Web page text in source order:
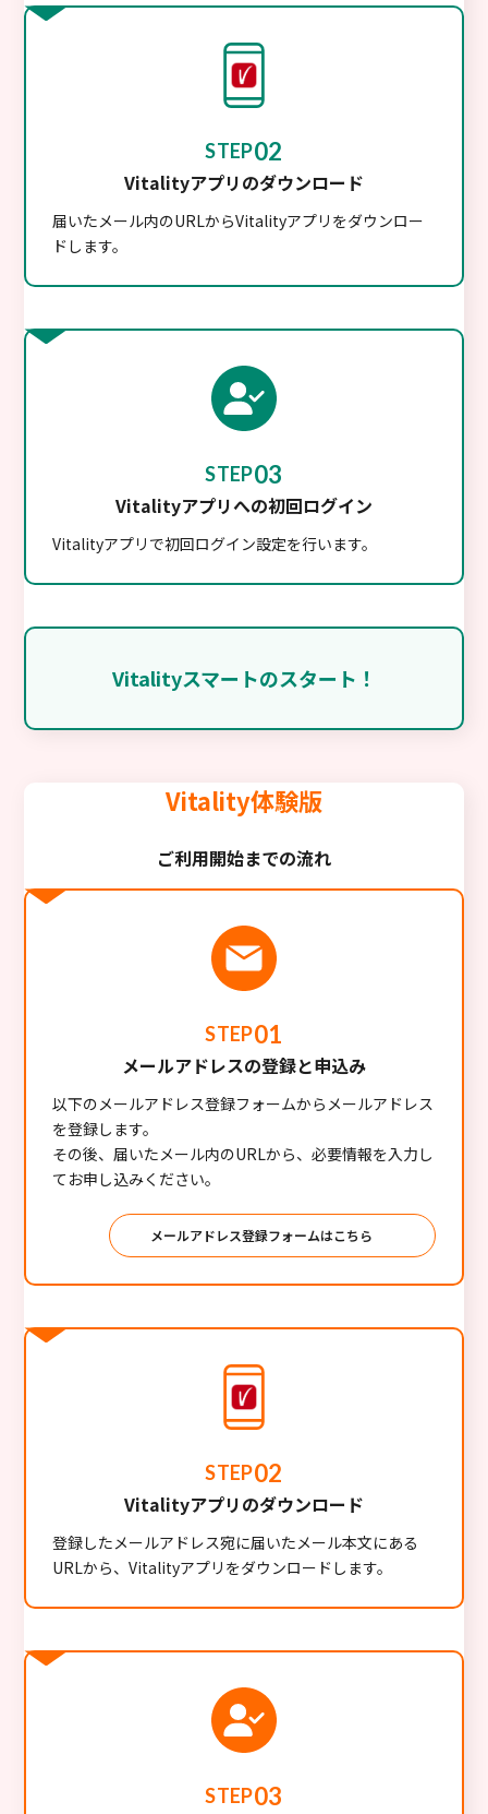
STEP02
Vitalityアプリのダウンロード
届いたメール内のURLからVitalityアプリをダウンロー
ドします。
STEP03
Vitalityアプリへの初回ログイン
Vitalityアプリで初回ログイン設定を行います。
Vitalityスマートのスタート！
Vitality体験版
ご利用開始までの流れ
STEP01
メールアドレスの登録と申込み
以下のメールアドレス登録フォームからメールアドレス
を登録します。
その後、届いたメール内のURLから、必要情報を入力し
てお申し込みください。
メールアドレス登録フォームはこちら
STEP02
Vitalityアプリのダウンロード
登録したメールアドレス宛に届いたメール本文にある
URLから、Vitalityアプリをダウンロードします。
STEP03